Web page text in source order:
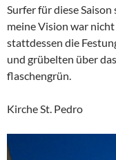
Surfer für diese
meine Vision war
stattdessen die
und grübelten über
flaschengrün.
Kirche St. Pedro